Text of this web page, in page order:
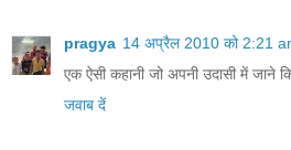
pragya 14 अप्रैल 2010 को 2:21
एक ऐसी कहानी जो अपनी उदासी में जाने
जवाब दें